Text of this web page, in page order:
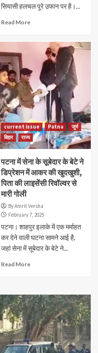
सियासी हलचल पूरे उफान पर है।...
Read More
current issue Patna
जुर्म
बिहार
राज्य
पटना में सेना के सूबेदार के बेटे ने
डिप्रेशन में आकर की खुदखुशी,
पिता की लाइसेंसी रिवॉल्वर से
मारी गोली
By Amrit Versha
February 7, 2025
पटना। शाहपुर इलाके में एक मर्माहत
कर देने वाली घटना सामने आई है,
जहां सेना में सूबेदार के बेटे ने...
Read More